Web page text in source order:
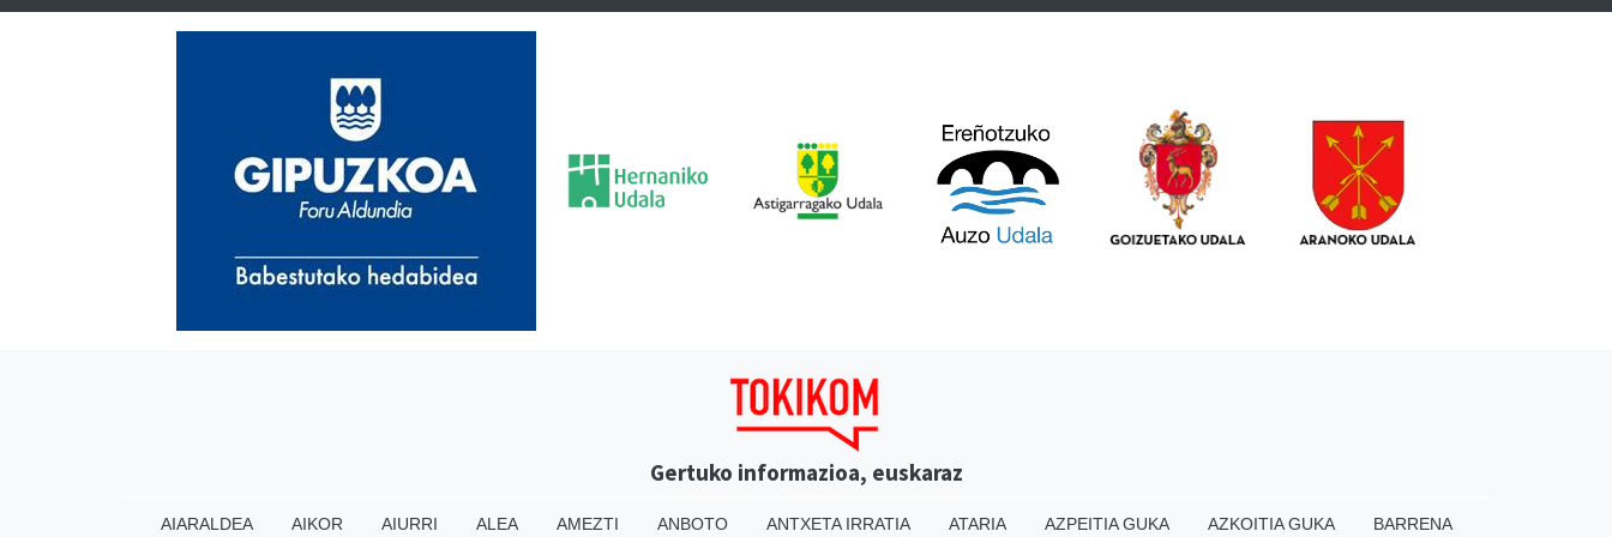
Gertuko informazioa, euskaraz
AIARALDEA AIKOR AIURRI ALEA AMEZTI ANBOTO ANTXETA IRRATIA ATARIA AZPEITIA GUKA AZKOITIA GUKA BARRENA